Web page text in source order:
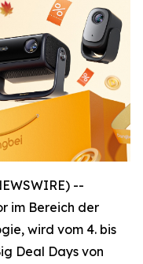
--
im Bereich der
wird vom 4. bis
Deal Days von